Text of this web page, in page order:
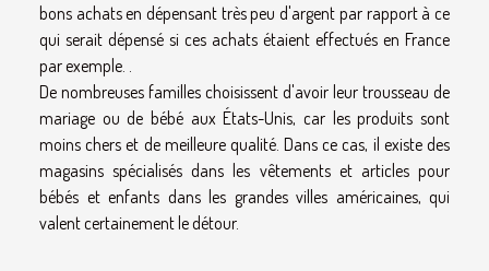
bons achats en dépensant très peu d'argent par rapport à ce
qui serait dépensé si ces achats étaient effectués en France
par exemple. .
De nombreuses familles choisissent d'avoir leur trousseau de
mariage ou de bébé aux États-Unis, car les produits sont
moins chers et de meilleure qualité. Dans ce cas, il existe des
magasins spécialisés dans les vêtements et articles pour
bébés et enfants dans les grandes villes américaines, qui
valent certainement le détour.